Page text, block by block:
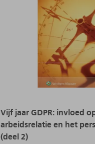
Vijf jaar GDPR: invloed
arbeidsrelatie en het
(deel 2)